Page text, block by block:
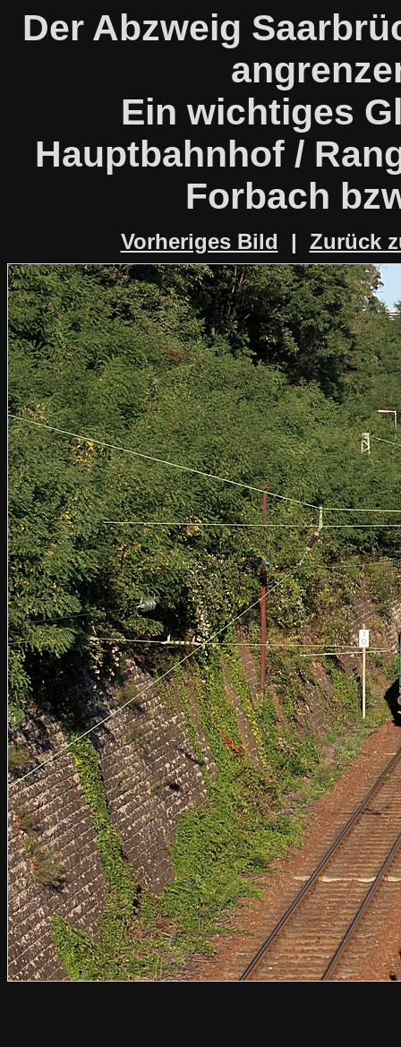
Der Abzweig
Ein wichtiges
Hauptbahnhof /
Forbach
Vorheriges Bild | Zurück